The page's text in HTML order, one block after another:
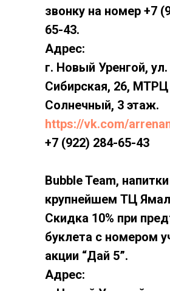
звонку на номер +7
65-43.
Адрес:
г. Новый Уренгой, ул.
Сибирская, 26, МТРЦ
Солнечный, 3 этаж.
https://vk.com/
+7 (922) 284-65-43
Bubble Team,
крупнейшем ТЦ
Скидка 10% при
буклета с номером
акции “Дай 5”.
Адрес: